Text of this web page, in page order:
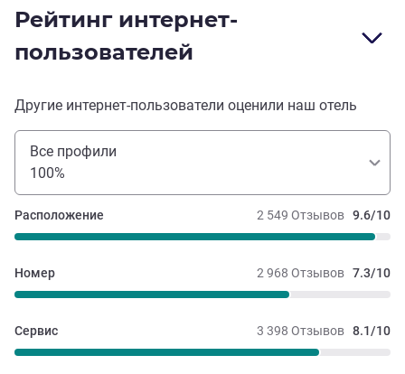
Рейтинг интернет-
пользователей
Другие интернет-пользователи оценили наш отель
Все профили
100%
2 549 Отзывов 9.6/10
Расположение
2 968 Отзывов 7.3/10
Номер
3 398 Отзывов 8.1/10
Сервис